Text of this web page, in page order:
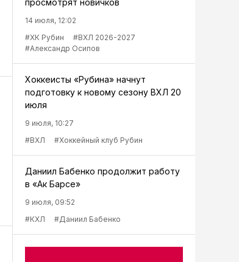
просмотрят новичков
14 июля, 12:02
#ХК Рубин
#ВХЛ 2026-2027
#Александр Осипов
Хоккеисты «Рубина» начнут
подготовку к новому сезону ВХЛ 20
июля
9 июля, 10:27
#ВХЛ
#Хоккейный клуб Рубин
Даниил Бабенко продолжит работу
в «Ак Барсе»
9 июля, 09:52
#КХЛ
#Даниил Бабенко